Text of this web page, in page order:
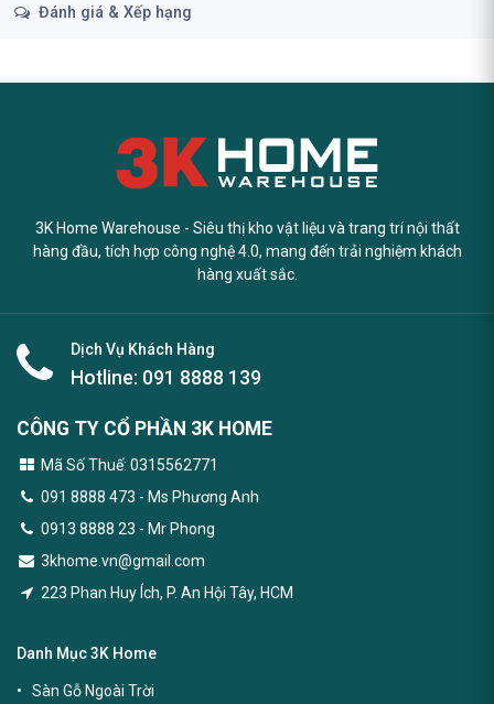
Đánh giá & Xếp hạng
3K Home Warehouse - Siêu thị kho vật liệu và trang trí nội thất
hàng đầu, tích hợp công nghệ 4.0, mang đến trải nghiệm khách
hàng xuất sắc.
Dịch Vụ Khách Hàng
Hotline: 091 8888 139
CÔNG TY CỔ PHẦN 3K HOME
Mã Số Thuế: 0315562771
091 8888 473 - Ms Phương Anh
0913 8888 23 - Mr Phong
3khome.vn@gmail.com
223 Phan Huy Ích, P. An Hội Tây, HCM
Danh Mục 3K Home
Sàn Gỗ Ngoài Trời